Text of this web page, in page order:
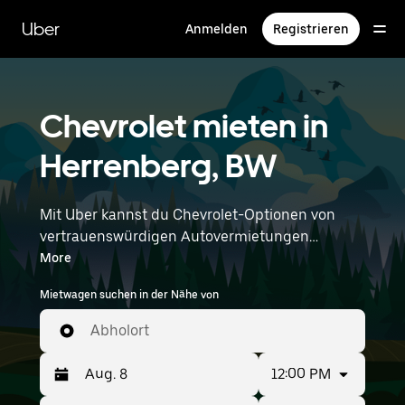
zum
Hauptinhalt
Uber Anmelden Registrieren
Chevrolet mieten in
Herrenberg, BW
Mit Uber kannst du Chevrolet-Optionen von
vertrauenswürdigen Autovermietungen
durchstöbern. Finde den richtigen Leihwagen
von Chevrolet für Besorgungen, Roadtrips oder
tägliche Fahrten. Egal, ob du Preis, Größe oder
Stil priorisierst: Hier findest du Optionen, die
deinen Wünschen entsprechen. Gib deine Zeit-
und Standortangaben (z. B. Stuttgart Airport)
ein, um Chevrolet-Vermietungen in deiner
More
Mietwagen suchen in der Nähe von
Abholort
12:00 PM